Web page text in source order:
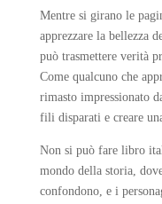
Mentre si girano le
apprezzare la bellezza
può trasmettere verità
Come qualcuno che
rimasto impressionato
fili disparati e creare
Non si può fare libro
mondo della storia,
confondono, e i